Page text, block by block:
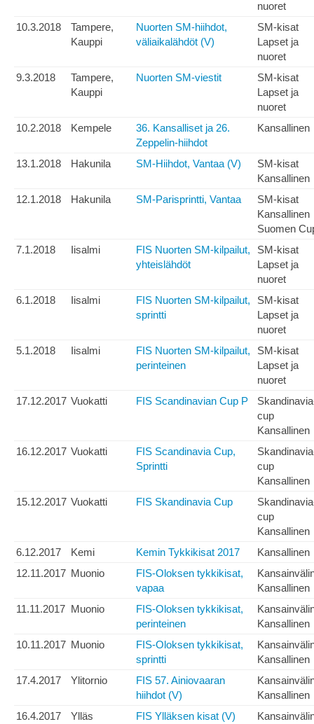
nuoret
10.3.2018
Tampere,
Kauppi
Nuorten SM-hiihdot,
väliaikalähdöt (V)
SM-kisat
Lapset ja
nuoret
9.3.2018
Tampere,
Kauppi
Nuorten SM-viestit
SM-kisat
Lapset ja
nuoret
10.2.2018
Kempele
36. Kansalliset ja 26.
Zeppelin-hiihdot
Kansallinen
13.1.2018 Hakunila SM-Hiihdot, Vantaa (V)
SM-kisat
Kansallinen
12.1.2018
Hakunila SM-Parisprintti, Vantaa
SM-kisat
Kansallinen
Suomen
7.1.2018
Iisalmi
FIS Nuorten SM-kilpailut,
yhteislähdöt
SM-kisat
Lapset ja
nuoret
6.1.2018
Iisalmi
FIS Nuorten SM-kilpailut,
sprintti
SM-kisat
Lapset ja
nuoret
5.1.2018
Iisalmi
FIS Nuorten SM-kilpailut,
perinteinen
SM-kisat
Lapset ja
nuoret
17.12.2017 Vuokatti FIS Scandinavian Cup P
cup
Kansallinen
16.12.2017 Vuokatti
FIS Scandinavia Cup,
Sprintti
cup
Kansallinen
15.12.2017 Vuokatti FIS Skandinavia Cup
cup
Kansallinen
6.12.2017
Kemi Kemin Tykkikisat 2017
Kansallinen
12.11.2017 Muonio
FIS-Oloksen tykkikisat,
vapaa
Kansallinen
11.11.2017 Muonio
FIS-Oloksen tykkikisat,
perinteinen
Kansallinen
10.11.2017 Muonio
FIS-Oloksen tykkikisat,
sprintti
Kansallinen
17.4.2017
Ylitornio
FIS 57. Ainiovaaran
hiihdot (V)
Kansallinen
16.4.2017
Ylläs FIS Ylläksen kisat (V)